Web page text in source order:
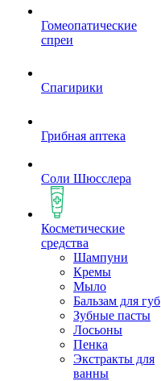
Гомеопатические
спреи
Спагирики
Грибная аптека
Соли Шюсслера
Косметические
средства
Шампуни
Кремы
Мыло
Бальзам для губ
Зубные пасты
Лосьоны
Пенка
Экстракты для
ванны